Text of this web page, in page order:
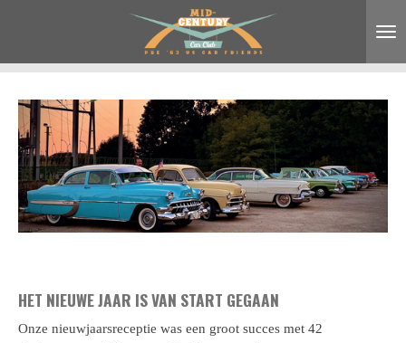
naar
hoofdinhoud
HET NIEUWE JAAR IS VAN START GEGAAN
Onze nieuwjaarsreceptie was een groot succes met 42